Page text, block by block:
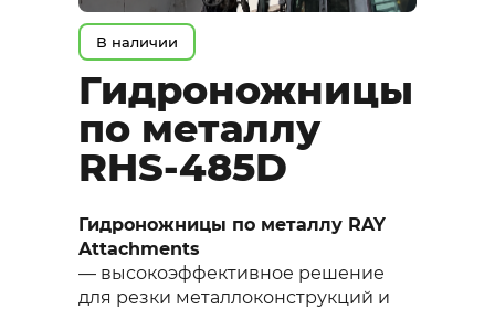
В наличии
Гидроножницы
по металлу
RHS-485D
Гидроножницы по металлу RAY
Attachments
— высокоэффективное решение
для резки металлоконструкций и